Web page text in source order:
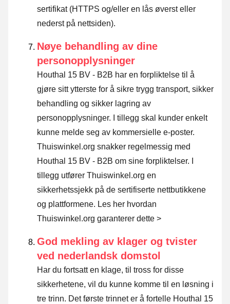
sertifikat (HTTPS og/eller en lås øverst eller
nederst på nettsiden).
Nøye behandling av dine
personopplysninger
Houthal 15 BV - B2B har en forpliktelse til å
gjøre sitt ytterste for å sikre trygg transport, sikker
behandling og sikker lagring av
personopplysninger. I tillegg skal kunder enkelt
kunne melde seg av kommersielle e-poster.
Thuiswinkel.org snakker regelmessig med
Houthal 15 BV - B2B om sine forpliktelser. I
tillegg utfører Thuiswinkel.org en
sikkerhetssjekk på de sertifiserte nettbutikkene
og plattformene. Les her hvordan
Thuiswinkel.org garanterer dette >
God mekling av klager og tvister
ved nederlandsk domstol
Har du fortsatt en klage, til tross for disse
sikkerhetene, vil du kunne komme til en løsning i
tre trinn. Det første trinnet er å fortelle Houthal 15